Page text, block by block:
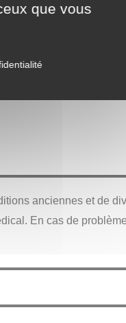
attribuées aux
anciennes et de
En cas de
que vous